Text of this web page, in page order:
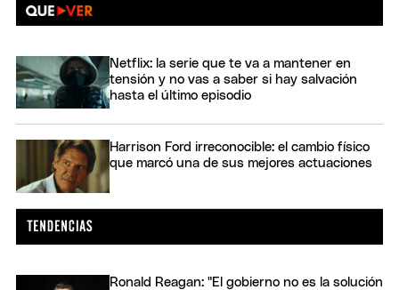
Netflix: la serie que te va a mantener en
tensión y no vas a saber si hay salvación
hasta el último episodio
Harrison Ford irreconocible: el cambio físico
que marcó una de sus mejores actuaciones
Ronald Reagan: "El gobierno no es la solución